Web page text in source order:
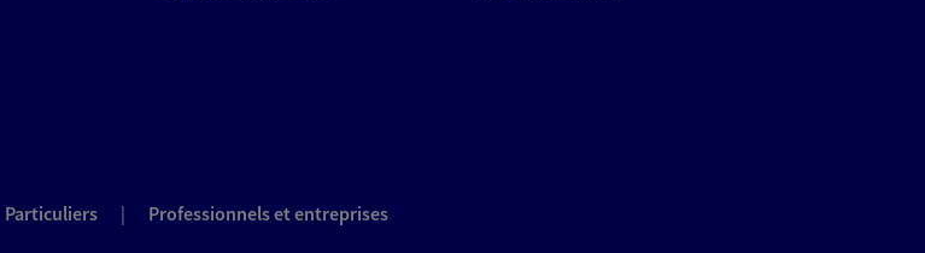
Particuliers | Professionnels et entreprises